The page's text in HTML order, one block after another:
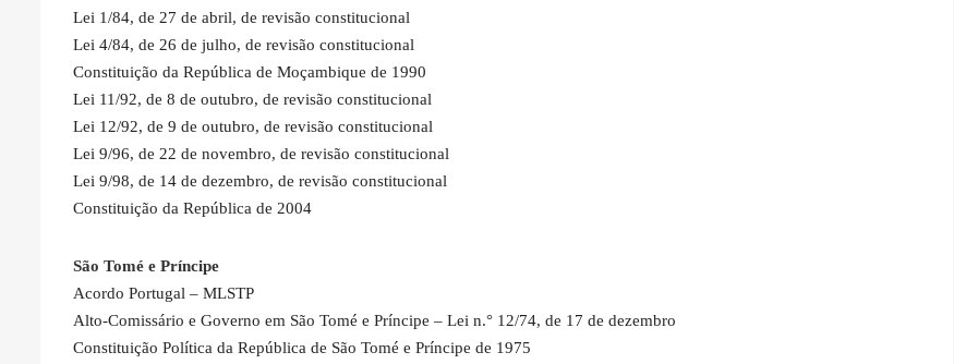
Lei 1/84, de 27 de abril, de revisão constitucional
Lei 4/84, de 26 de julho, de revisão constitucional
Constituição da República de Moçambique de 1990
Lei 11/92, de 8 de outubro, de revisão constitucional
Lei 12/92, de 9 de outubro, de revisão constitucional
Lei 9/96, de 22 de novembro, de revisão constitucional
Lei 9/98, de 14 de dezembro, de revisão constitucional
Constituição da República de 2004
São Tomé e Príncipe
Acordo Portugal – MLSTP
Alto-Comissário e Governo em São Tomé e Príncipe – Lei n.° 12/74, de 17 de dezembro
Constituição Política da República de São Tomé e Príncipe de 1975